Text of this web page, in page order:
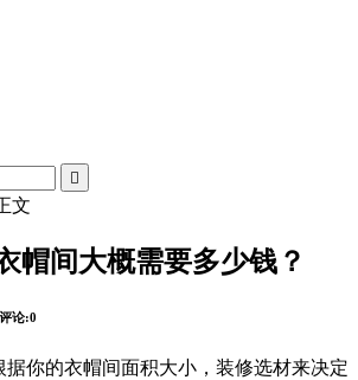

文
帽间大概需要多少钱？
评论:0
你的衣帽间面积大小，装修选材来决定